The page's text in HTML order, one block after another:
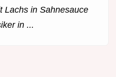
Lachs in Sahnesauce
in ...